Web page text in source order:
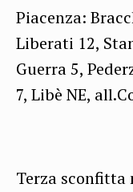
Piacenza:
Liberati 12,
Guerra 5,
7, Libè NE,
Terza sconfitta